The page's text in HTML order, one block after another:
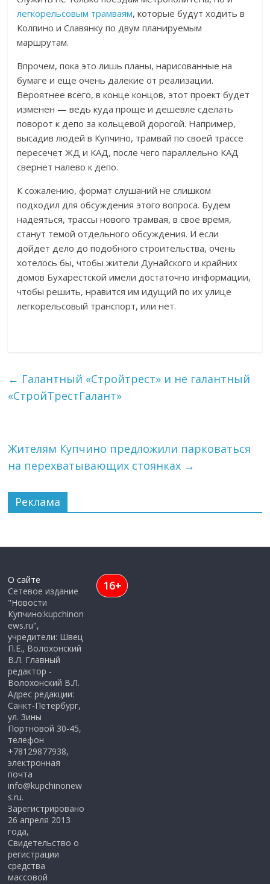
легкорельсовым трамваям, которые будут ходить в
Колпино и Славянку по двум планируемым
маршрутам.
Впрочем, пока это лишь планы, нарисованные на
бумаге и еще очень далекие от реализации.
Вероятнее всего, в конце концов, этот проект будет
изменен — ведь куда проще и дешевле сделать
поворот к депо за кольцевой дорогой. Например,
высадив людей в Купчино, трамвай по своей трассе
пересечет ЖД и КАД, после чего параллельно КАД
свернет налево к депо.
К сожалению, формат слушаний не слишком
подходил для обсуждения этого вопроса. Будем
надеяться, трассы нового трамвая, в свое время,
станут темой отдельного обсуждения. И если
дойдет дело до подобного строительства, очень
хотелось бы, чтобы жители Дунайского и крайних
домов Бухарестской имели достаточно информации,
чтобы решить, нравится им идущий по их улице
легкорельсовый транспорт, или нет.
← Галантный «Стройтрест» и не галантный
«СтройТрестГалант»
Жителям Купчино предложили парковаться
на перехватывающих стоянках →
Реклама
О сайте
Сетевое издание
"Новости
Купчино:kupchinon
ews.ru",
учредители: Швец
П.Е., Волохонский
В.Л. Главный
редактор -
Волохонский В.Л.
Адрес редакции:
Санкт-Петербург,
ул. Зины
Портновой 30-45,
телефон
+78129877938,
электронная
почта
info@kupchinonew
s.ru.
Зарегистрировано
26 апреля 2013
года,
Свидетельство о
регистрации
средства
массовой
16+